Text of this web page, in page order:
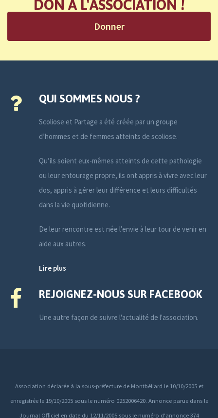
DON À L'ASSOCIATION !
Donner
QUI SOMMES NOUS ?
Scoliose et Partage a été créée par un groupe
d’hommes et de femmes atteints de scoliose.
Qu’ils soient eux-mêmes atteints de cette pathologie
ou leur entourage propre, ils ont appris à vivre avec leur
dos, appris à gérer leur différence et leurs difficultés
dans la vie quotidienne.
De leur rencontre est née l’envie à leur tour de venir en
aide aux autres.
Lire plus
REJOIGNEZ-NOUS SUR FACEBOOK
Une autre façon de suivre l'actualité de l'association.
Association déclarée à la sous-préfecture de Montbéliard le 10/10/2005 et
enregistrée le 19/10/2005 sous le numéro 0252006420. Annonce parue dans le
Journal Officiel en date du 12/11/2005 sous le numéro d'annonce 374